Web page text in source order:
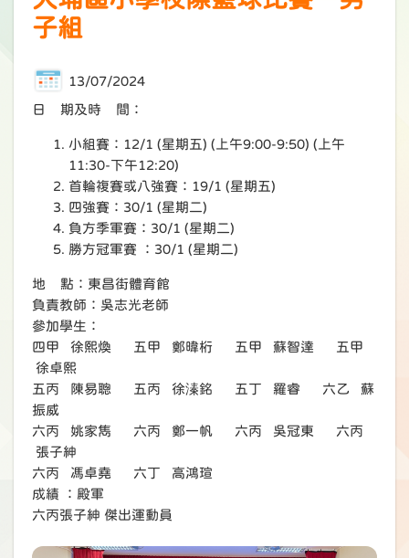
子組
13/07/2024
日 期及時 間：
小組賽：12/1 (星期五) (上午9:00-9:50) (上午
11:30-下午12:20)
首輪複賽或八強賽：19/1 (星期五)
四強賽：30/1 (星期二)
負方季軍賽：30/1 (星期二)
勝方冠軍賽 ：30/1 (星期二)
地 點：東昌街體育館
負責教師：吳志光老師
參加學生：
四甲 徐熙煥 五甲 鄭暐桁 五甲 蘇智達 五甲
徐卓熙
五丙 陳易聰 五丙 徐溱銘 五丁 羅睿 六乙 蘇
振威
六丙 姚家雋 六丙 鄭一帆 六丙 吳冠東 六丙
張子紳
六丙 馮卓堯 六丁 高鴻瑄
成績 ：殿軍
六丙張子紳 傑出運動員